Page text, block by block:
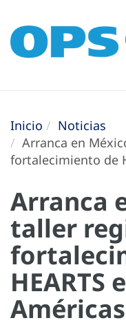
Inicio
Noticias
Arranca en
fortalecimiento de
Arranca
taller
HEARTS
Américas